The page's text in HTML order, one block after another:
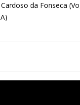
da Fonseca